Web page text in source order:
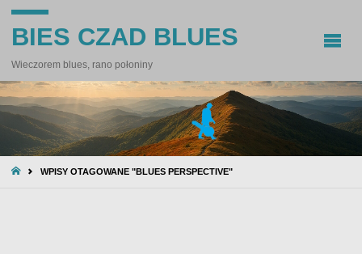
BIES CZAD BLUES
Wieczorem blues, rano połoniny
STRONA
WPISY OTAGOWANE "BLUES PERSPECTIVE"